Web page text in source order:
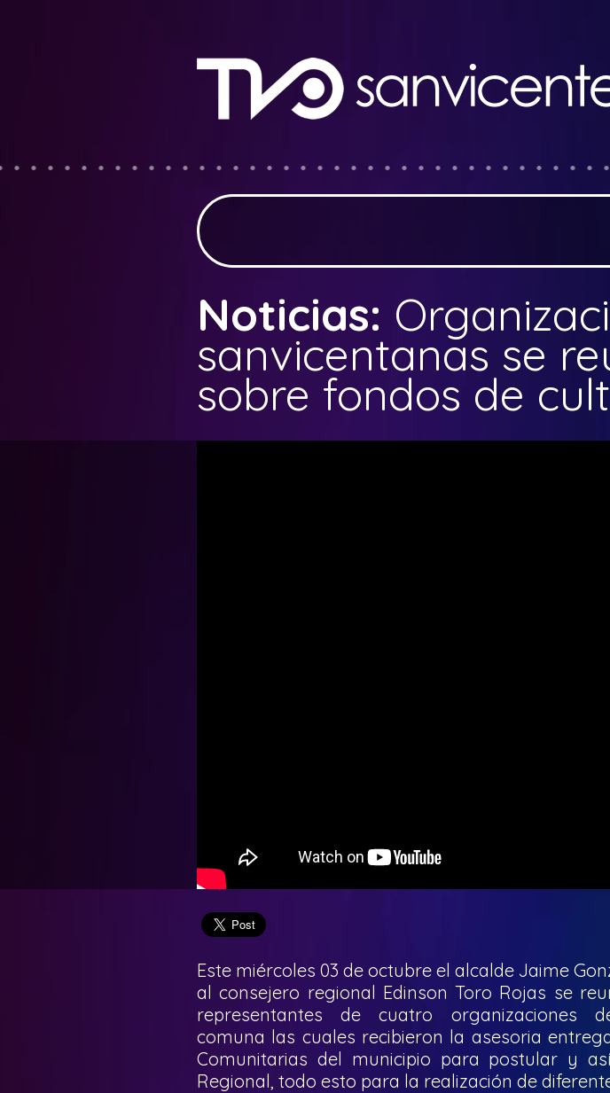
Noticias:
sanvicentanas se
sobre fondos de
Este miércoles 03 de octubre el alcalde Jaime
al consejero regional Edinson Toro Rojas se
representantes de cuatro organizaciones
comuna las cuales recibieron la asesoria
Comunitarias del municipio para postular y
Regional, todo esto para la realización de